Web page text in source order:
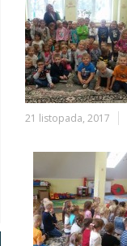
21 listopada, 2017